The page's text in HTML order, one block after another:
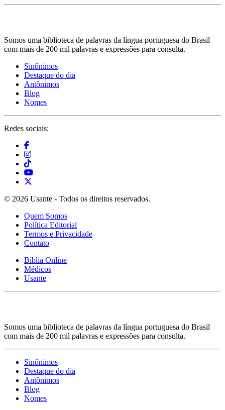
Somos uma biblioteca de palavras da língua portuguesa do Brasil
com mais de 200 mil palavras e expressões para consulta.
Sinônimos
Destaque do dia
Antônimos
Blog
Nomes
Redes sociais:
© 2026 Usante - Todos os direitos reservados.
Quem Somos
Política Editorial
Termos e Privacidade
Contato
Bíblia Online
Médicos
Usante
Somos uma biblioteca de palavras da língua portuguesa do Brasil
com mais de 200 mil palavras e expressões para consulta.
Sinônimos
Destaque do dia
Antônimos
Blog
Nomes